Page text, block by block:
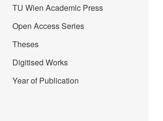
TU Wien Academic Press
Open Access Series
Theses
Digitised Works
Year of Publication